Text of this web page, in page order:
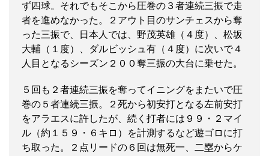
ず四球。それでもそこから圧巻の３者連続三振で走
者を進めなかった。２アウト目のサンチェスから奪
った三振で、日本人では、野茂英雄（４度）、松坂
大輔（１度）、ダルビッシュ有（４度）に次いで４
人目となるシーズン２００奪三振の大台に乗せた。
５回も２者連続三振を奪ってイニングをまたいで圧
巻の５者連続三振。２死から初安打となる左前安打
をアラエスに許したが、続く打者には９９・２マイ
ル（約１５９・６キロ）を計測するなど遊ゴロに打
ち取った。２点リードの６回は無死一、二塁からケ